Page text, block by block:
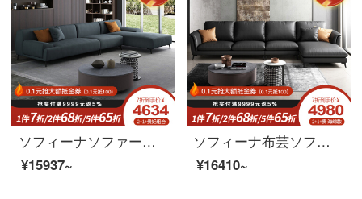
ソフィーナソファーの科学技術布ソファ北欧ソファリビングの現代簡単な3人の組み合わせの小型アパートの布芸ソファーのシングルルームのセット
¥15937~
ソフィーナ布芸ソファー北欧科技布ソファーのサイズと王妃の組み合わせは簡単で現代客間の角にあるソファーの本革ソファーのシングル席（スポンジ）です。
¥16410~